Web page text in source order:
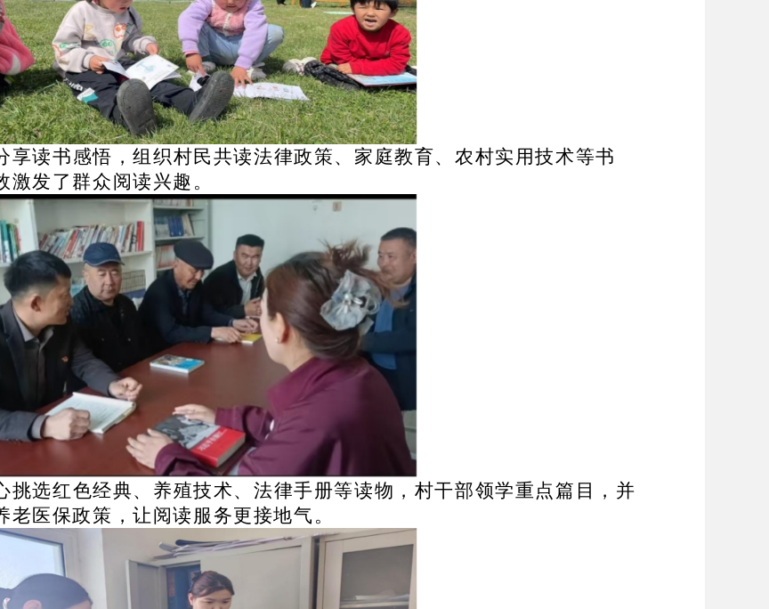
享读书感悟，组织村民共读法律政策、家庭教育、农村实用技术等书
发了群众阅读兴趣。
挑选红色经典、养殖技术、法律手册等读物，村干部领学重点篇目，并
医保政策，让阅读服务更接地气。